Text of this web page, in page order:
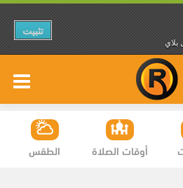
بلاي
تثبيت
الطقس أوقات الصلاة